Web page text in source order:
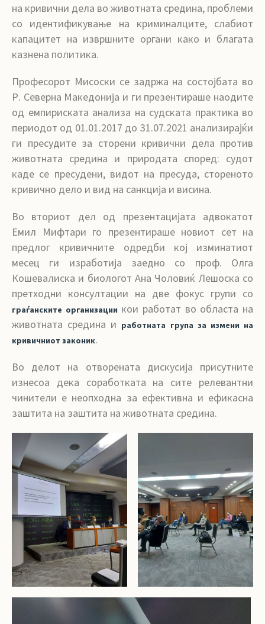
на кривични дела во животната средина, проблеми
со идентификување на криминалците, слабиот
капацитет на извршните органи како и благата
казнена политика.
Професорот Мисоски се задржа на состојбата во
Р. Северна Македонија и ги презентираше наодите
од емпириската анализа на судската практика во
периодот од 01.01.2017 до 31.07.2021 анализирајќи
ги пресудите за сторени кривични дела против
животната средина и природата според: судот
каде се пресудени, видот на пресуда, стореното
кривично дело и вид на санкција и висина.
Во вториот дел од презентацијата адвокатот
Емил Мифтари го презентираше новиот сет на
предлог кривичните одредби кој изминатиот
месец ги изработија заедно со проф. Олга
Кошевалиска и биологот Ана Чоловиќ Лешоска со
претходни консултации на две фокус групи со
граѓанските организации кои работат во областа на
животната средина и работната група за измени на
кривичниот законик.
Во делот на отворената дискусија присутните
изнесоа дека соработката на сите релевантни
чинители е неопходна за ефективна и ефикасна
заштита на заштита на животната средина.